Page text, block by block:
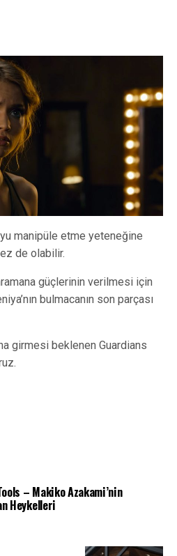
manipüle etme yeteneğine
de olabilir.
güçlerinin verilmesi için
bulmacanın son parçası
girmesi beklenen Guardians
– Makiko Azakami’nin
Heykelleri